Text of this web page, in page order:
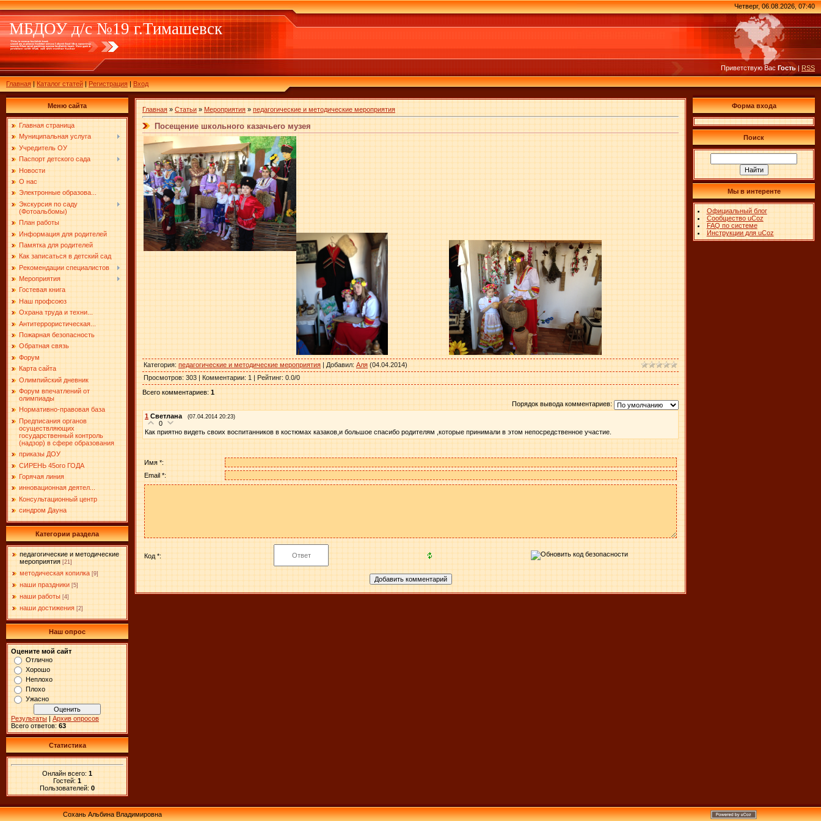
МБДОУ д/с №19 г.Тимашевск
Главная|Каталог статей|Регистрация|Вход
Четверг, 06.08.2026, 07:40
Приветствую Вас Гость|RSS
Меню сайта
Главная страница
Муниципальная услуга
Учредитель ОУ
Паспорт детского сада
Новости
О нас
Электронные образова...
Экскурсия по саду
(Фотоальбомы)
План работы
Информация для родителей
Памятка для родителей
Как записаться в детский сад
Рекомендации специалистов
Мероприятия
Гостевая книга
Наш профсоюз
Охрана труда и техни...
Антитеррористическая...
Пожарная безопасность
Обратная связь
Форум
Карта сайта
Олимпийский дневник
Форум впечатлений от
олимпиады
Нормативно-правовая база
Предписания органов
осуществляющих
государственный контроль
(надзор) в сфере образования
приказы ДОУ
СИРЕНЬ 45ого ГОДА
Горячая линия
инновационная деятел...
Консультационный центр
синдром Дауна
Категории раздела
педагогические и методические
мероприятия [21]
методическая копилка [9]
наши праздники [5]
наши работы [4]
наши достижения [2]
Наш опрос
Оцените мой сайт
Отлично
Хорошо
Неплохо
Плохо
Ужасно
Результаты | Архив опросов
Всего ответов: 63
Статистика
Онлайн всего: 1
Гостей: 1
Пользователей: 0
Главная » Статьи » Мероприятия » педагогические и методические мероприятия
Посещение школьного казачьего музея
Категория: педагогические и методические мероприятия | Добавил: Аля (04.04.2014)
Просмотров: 303 | Комментарии: 1 | Рейтинг: 0.0/0
Всего комментариев: 1
Порядок вывода комментариев:
1 Светлана (07.04.2014 20:23)
0
Как приятно видеть своих воспитанников в костюмах казаков,и большое спасибо родителям ,которые принимали в этом непосредственное участие.
Имя *:
Email *:
Код *:
Форма входа
Поиск
Мы в интеренте
Официальный блог
Сообщество uCoz
FAQ по системе
Инструкции для uCoz
Сохань Альбина Владимировна